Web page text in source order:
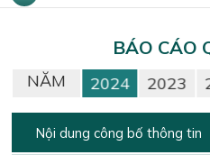
BÁO CÁO
NĂM
2025 2024 2023
Nội dung công bố thông tin